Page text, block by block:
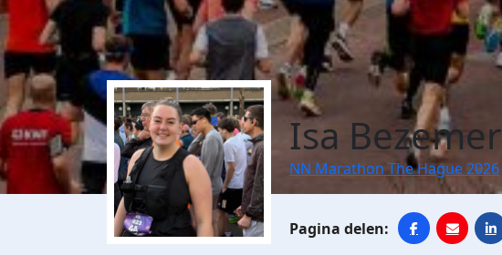
Isa Bezemer
NN Marathon The Hague 2026